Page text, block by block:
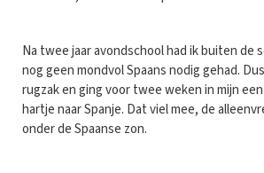
Na twee jaar avondschool had ik buiten de
nog geen mondvol Spaans nodig gehad.
rugzak en ging voor twee weken in mijn
hartje naar Spanje. Dat viel mee, de
onder de Spaanse zon.